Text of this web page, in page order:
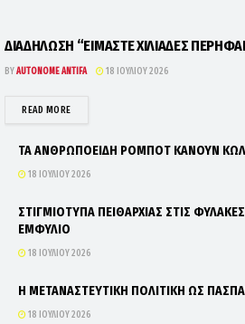
ΔΙΑΔΗΛΩΣΗ “ΕΙΜΑΣΤΕ ΧΙΛΙΑΔΕΣ
BYAUTONOME ANTIFA 18 ΙΟΥΛΊΟΥ 2026
READ MOREDETAILS
ΤΑ ΑΝΘΡΩΠΟΕΙΔΗ ΡΟΜΠΟΤ ΚΑΝΟΥΝ
18 ΙΟΥΛΊΟΥ 2026
ΣΤΙΓΜΙΟΤΥΠΑ ΠΕΙΘΑΡΧΙΑΣ ΣΤΙΣ
ΕΜΦΥΛΙΟ
18 ΙΟΥΛΊΟΥ 2026
Η ΜΕΤΑΝΑΣΤΕΥΤΙΚΗ ΠΟΛΙΤΙΚΗ ΩΣ
18 ΙΟΥΛΊΟΥ 2026